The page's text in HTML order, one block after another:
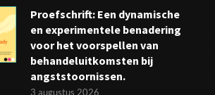
Proefschrift: Een dynamische
en experimentele benadering
voor het voorspellen van
behandeluitkomsten bij
angststoornissen.
3 augustus 2026